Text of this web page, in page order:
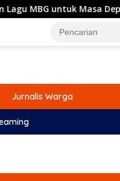
Masa Depan Anak Bangsa
Jurnalis Warga